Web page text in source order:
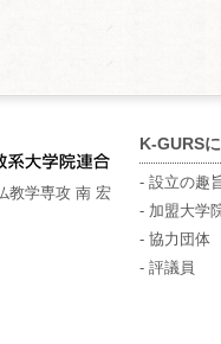
教学専攻 南 宏
K-GURS
- 設立の趣
- 加盟大学
- 協力団体
- 評議員